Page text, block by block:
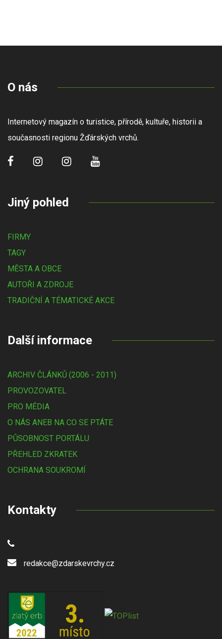
O nás
Internetový magazín o turistice, přírodě, kultuře, historii a
současnosti regionu Žďárských vrchů.
Jiný pohled
FIRMY
TAGY
MĚSTA A OBCE
AUTOŘI A ZDROJE
TRADIČNÍ A TÉMATICKÉ AKCE
Další informace
ARCHIV ČLÁNKŮ (2006 - 2011)
PROVOZOVATEL
PRO MÉDIA
O NÁS ANEB NA CO SE PTÁTE
PŮSOBNOST PORTÁLU
PŘEHLED ZKRATEK
OCHRANA SOUKROMÍ
Kontakty
redakce@zdarskevrchy.cz